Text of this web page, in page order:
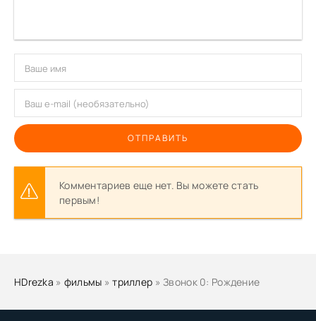
ОТПРАВИТЬ
Комментариев еще нет. Вы можете стать
первым!
HDrezka » фильмы »триллер » Звонок 0: Рождение